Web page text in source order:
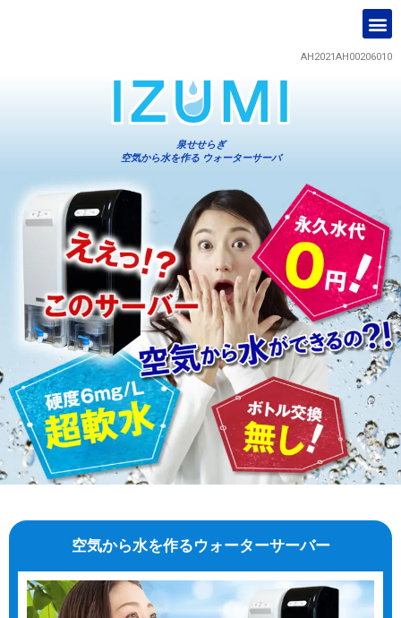
AH2021AH00206010
泉せせらぎ
空気から水を作る ウォーターサーバ
空気から水を作るウォーターサーバー